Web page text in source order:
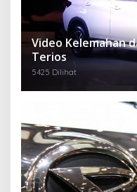
Video Kelemahan
Terios
5425 Dilihat